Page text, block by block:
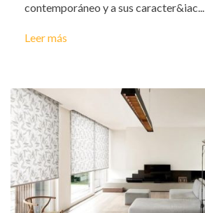
contemporáneo y a sus caracter&iac...
Leer más